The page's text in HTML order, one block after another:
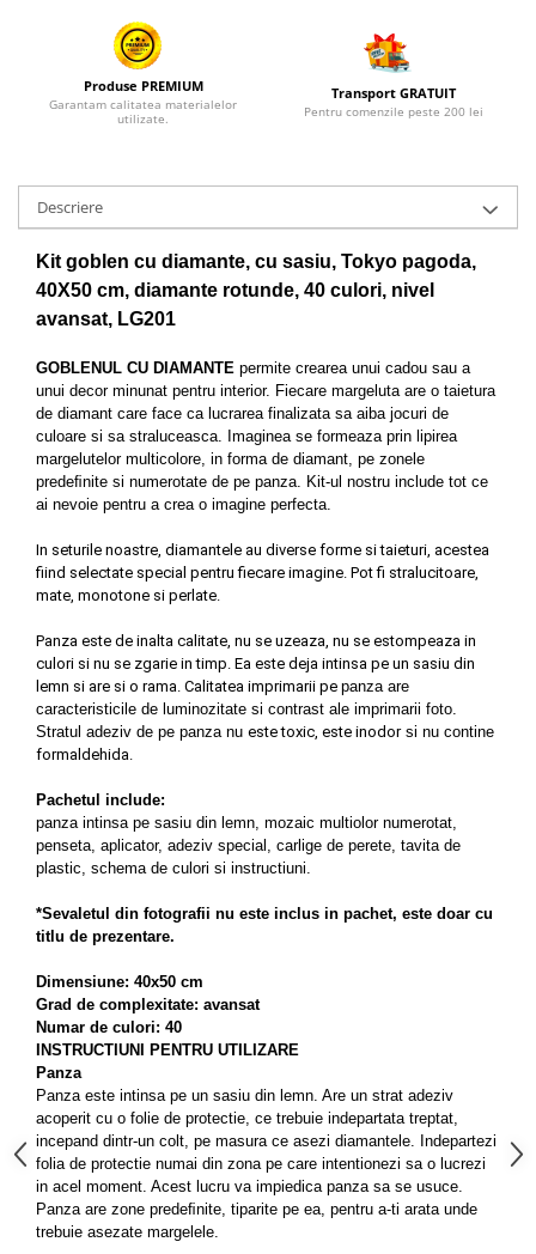
Produse PREMIUM
Garantam calitatea materialelor
utilizate.
Transport GRATUIT
Pentru comenzile peste 200 lei
Descriere
Kit goblen cu diamante, cu sasiu, Tokyo pagoda,
40X50 cm, diamante rotunde, 40 culori, nivel
avansat, LG201
GOBLENUL CU DIAMANTE permite crearea unui cadou sau a
unui decor minunat pentru interior. Fiecare margeluta are o taietura
de diamant care face ca lucrarea finalizata sa aiba jocuri de
culoare si sa straluceasca. Imaginea se formeaza prin lipirea
margelutelor multicolore, in forma de diamant, pe zonele
predeﬁnite si numerotate de pe panza. Kit-ul nostru include tot ce
ai nevoie pentru a crea o imagine perfecta.
In seturile noastre, diamantele au diverse forme si taieturi, acestea
fiind selectate special pentru fiecare imagine. Pot fi stralucitoare,
mate, monotone si perlate.
Panza este de inalta calitate, nu se uzeaza, nu se estompeaza in
culori si nu se zgarie in timp. Ea este deja intinsa pe un sasiu din
lemn si are si o rama. Calitatea imprimarii pe panza are
caracteristicile de luminozitate si contrast ale imprimarii foto.
Stratul adeziv de pe panza nu este toxic, este inodorsi nu contine
formaldehida.
Pachetul include:
panza intinsa pe sasiu din lemn, mozaic multiolor numerotat,
penseta, aplicator, adeziv special, carlige de perete, tavita de
plastic, schema de culori si instructiuni.
*Sevaletul din fotografii nu este inclus in pachet, este doar cu
titlu de prezentare.
Dimensiune: 40x50 cm
Grad de complexitate: avansat
Numar de culori: 40
INSTRUCTIUNI PENTRU UTILIZARE
Panza
Panza este intinsa pe un sasiu din lemn. Are un strat adeziv
acoperit cu o folie de protectie, ce trebuie indepartata treptat,
incepand dintr-un colt, pe masura ce asezi diamantele. Indepartezi
folia de protectie numai din zona pe care intentionezi sa o lucrezi
in acel moment. Acest lucru va impiedica panza sa se usuce.
Panza are zone predeﬁnite, tiparite pe ea, pentru a-ti arata unde
trebuie asezate margelele.